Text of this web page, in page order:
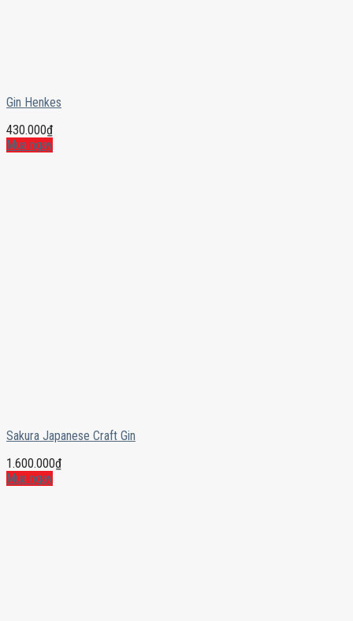
Gin Henkes
430.000₫
Mua ngay
Sakura Japanese Craft Gin
1.600.000₫
Mua ngay